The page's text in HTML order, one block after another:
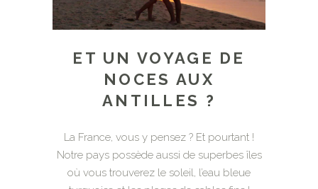
ET UN VOYAGE DE
NOCES AUX
ANTILLES ?
La France, vous y pensez ? Et pourtant !
Notre pays possède aussi de superbes îles
où vous trouverez le soleil, l’eau bleue